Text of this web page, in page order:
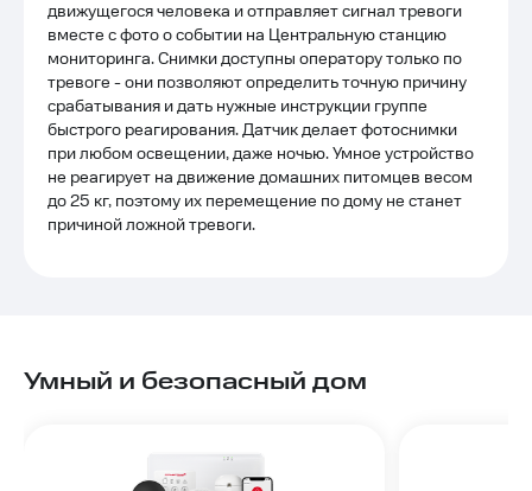
движущегося человека и отправляет сигнал тревоги
вместе с фото о событии на Центральную станцию
мониторинга. Снимки доступны оператору только по
тревоге - они позволяют определить точную причину
срабатывания и дать нужные инструкции группе
быстрого реагирования. Датчик делает фотоснимки
при любом освещении, даже ночью. Умное устройство
не реагирует на движение домашних питомцев весом
до 25 кг, поэтому их перемещение по дому не станет
причиной ложной тревоги.
Умный и безопасный дом